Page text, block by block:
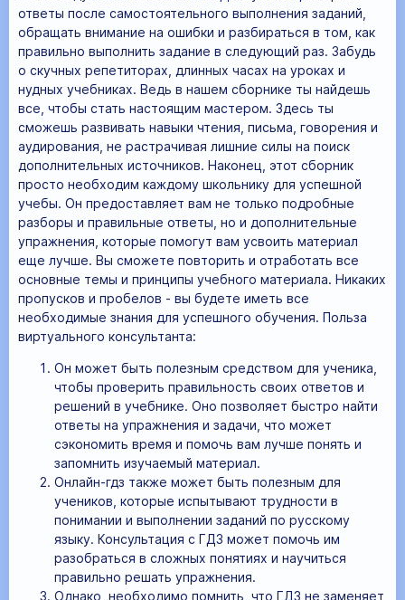
ответы после самостоятельного выполнения заданий,
обращать внимание на ошибки и разбираться в том, как
правильно выполнить задание в следующий раз. Забудь
о скучных репетиторах, длинных часах на уроках и
нудных учебниках. Ведь в нашем сборнике ты найдешь
все, чтобы стать настоящим мастером. Здесь ты
сможешь развивать навыки чтения, письма, говорения и
аудирования, не растрачивая лишние силы на поиск
дополнительных источников. Наконец, этот сборник
просто необходим каждому школьнику для успешной
учебы. Он предоставляет вам не только подробные
разборы и правильные ответы, но и дополнительные
упражнения, которые помогут вам усвоить материал
еще лучше. Вы сможете повторить и отработать все
основные темы и принципы учебного материала. Никаких
пропусков и пробелов - вы будете иметь все
необходимые знания для успешного обучения. Польза
виртуального консультанта:
Он может быть полезным средством для ученика,
чтобы проверить правильность своих ответов и
решений в учебнике. Оно позволяет быстро найти
ответы на упражнения и задачи, что может
сэкономить время и помочь вам лучше понять и
запомнить изучаемый материал.
Онлайн-гдз также может быть полезным для
учеников, которые испытывают трудности в
понимании и выполнении заданий по русскому
языку. Консультация с ГДЗ может помочь им
разобраться в сложных понятиях и научиться
правильно решать упражнения.
Однако, необходимо помнить, что ГДЗ не заменяет